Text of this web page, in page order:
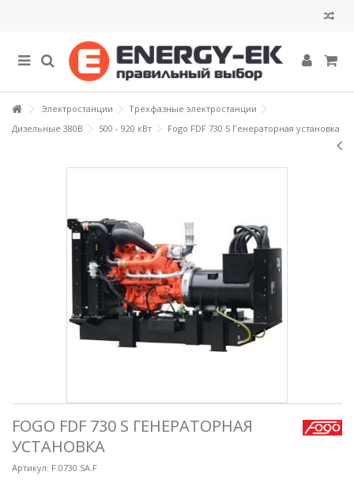
Электростанции
Трехфазные электростанции
Дизельные 380В
500 - 920 кВт Fogo FDF 730 S Генераторная установка
FOGO FDF 730 S ГЕНЕРАТОРНАЯ
УСТАНОВКА
Артикул: F.0730.SA.F